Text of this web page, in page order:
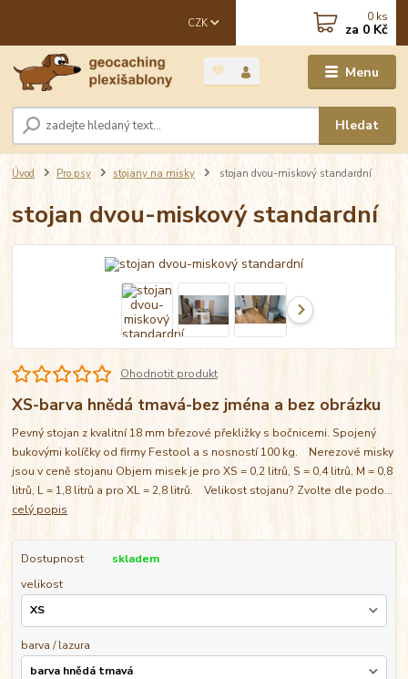
Menu
CZK
Hledat
0 ks
za 0 Kč
Úvod Pro psy stojany na misky stojan dvou-miskový standardní
stojan dvou-miskový standardní
Ohodnotit produkt
XS-barva hnědá tmavá-bez jména a bez obrázku
Pevný stojan z kvalitní 18 mm březové překližky s bočnicemi. Spojený
bukovými kolíčky od firmy Festool a s nosností 100 kg. Nerezové misky
jsou v ceně stojanu Objem misek je pro XS = 0,2 litrů, S = 0,4 litrů, M = 0,8
litrů, L = 1,8 litrů a pro XL = 2,8 litrů. Velikost stojanu? Zvolte dle podo...
celý popis
Dostupnost
skladem
velikost
barva / lazura